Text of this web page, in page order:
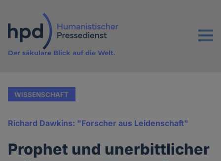
Inhalt
Menu
Der säkulare Blick auf die Welt.
WISSENSCHAFT
Richard Dawkins: "Forscher aus Leidenschaft"
Prophet und unerbittlicher